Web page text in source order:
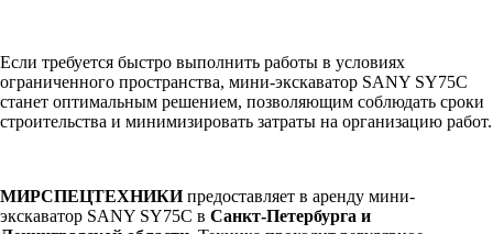
Если требуется быстро выполнить работы в условиях
ограниченного пространства, мини-экскаватор SANY SY75C
станет оптимальным решением, позволяющим соблюдать сроки
строительства и минимизировать затраты на организацию работ.
МИРСПЕЦТЕХНИКИпредоставляет в аренду мини-
экскаватор SANY SY75C в Санкт-Петербурга и